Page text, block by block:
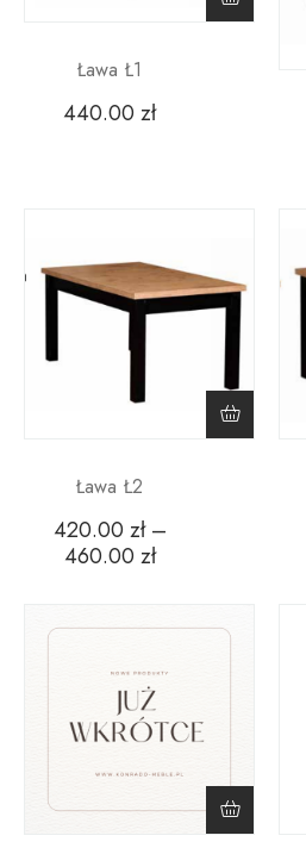
Ława Ł1
440.00 zł
Ława Ł2
420.00 zł–
460.00 zł